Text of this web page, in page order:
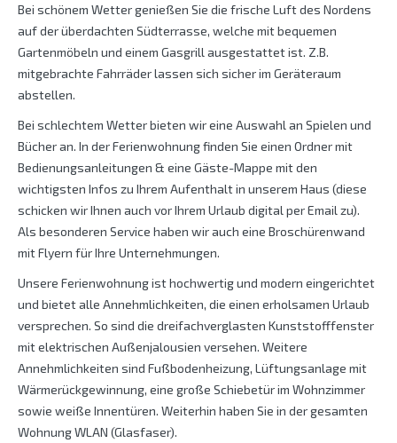
Bei schönem Wetter genießen Sie die frische Luft des Nordens
auf der überdachten Südterrasse, welche mit bequemen
Gartenmöbeln und einem Gasgrill ausgestattet ist. Z.B.
mitgebrachte Fahrräder lassen sich sicher im Geräteraum
abstellen.
Bei schlechtem Wetter bieten wir eine Auswahl an Spielen und
Bücher an. In der Ferienwohnung finden Sie einen Ordner mit
Bedienungsanleitungen & eine Gäste-Mappe mit den
wichtigsten Infos zu Ihrem Aufenthalt in unserem Haus (diese
schicken wir Ihnen auch vor Ihrem Urlaub digital per Email zu).
Als besonderen Service haben wir auch eine Broschürenwand
mit Flyern für Ihre Unternehmungen.
Unsere Ferienwohnung ist hochwertig und modern eingerichtet
und bietet alle Annehmlichkeiten, die einen erholsamen Urlaub
versprechen. So sind die dreifachverglasten Kunststofffenster
mit elektrischen Außenjalousien versehen. Weitere
Annehmlichkeiten sind Fußbodenheizung, Lüftungsanlage mit
Wärmerückgewinnung, eine große Schiebetür im Wohnzimmer
sowie weiße Innentüren. Weiterhin haben Sie in der gesamten
Wohnung WLAN (Glasfaser).